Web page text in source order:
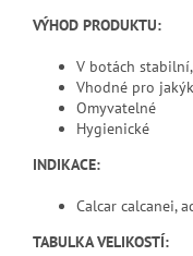
VÝHOD PRODUKTU:
V botách
Vhodné pro
Omyvatelné
Hygienické
INDIKACE:
Calcar calcanei,
TABULKA VELIKOSTÍ: